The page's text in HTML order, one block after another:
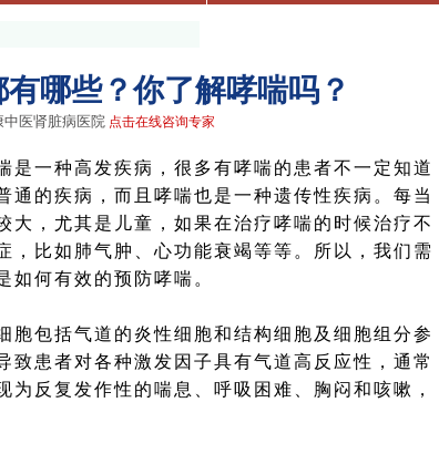
哪些？你了解哮喘吗？
中医肾脏病医院 点击在线咨询专家
一种高发疾病，很多有哮喘的患者不一定知道
通的疾病，而且哮喘也是一种遗传性疾病。每当
大，尤其是儿童，如果在治疗哮喘的时候治疗不
，比如肺气肿、心功能衰竭等等。所以，我们需
如何有效的预防哮喘。
包括气道的炎性细胞和结构细胞及细胞组分参
致患者对各种激发因子具有气道高反应性，通常
反复发作性的喘息、呼吸困难、胸闷和咳嗽，